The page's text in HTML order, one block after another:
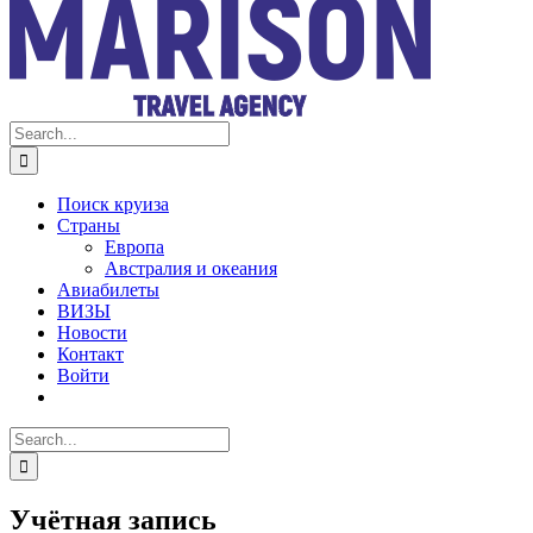
Search
for:
Поиск круиза
Страны
Европа
Австралия и океания
Авиабилеты
ВИЗЫ
Новости
Контакт
Войти
Search
for:
Учётная запись